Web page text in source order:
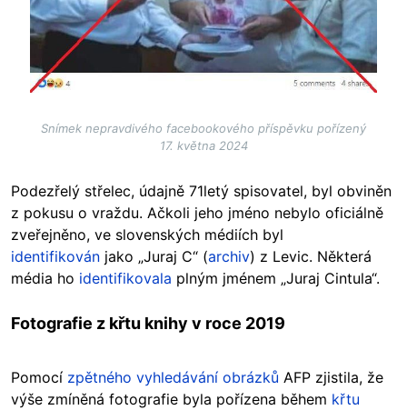
Snímek nepravdivého facebookového příspěvku pořízený
17. května 2024
Podezřelý střelec, údajně 71letý spisovatel, byl obviněn
z pokusu o vraždu. Ačkoli jeho jméno nebylo oficiálně
zveřejněno, ve slovenských médiích byl
identifikován jako „Juraj C“ (archiv) z Levic. Některá
média ho identifikovala plným jménem „Juraj Cintula“.
Fotografie z křtu knihy v roce 2019
Pomocí zpětného vyhledávání obrázků AFP zjistila, že
výše zmíněná fotografie byla pořízena během křtu